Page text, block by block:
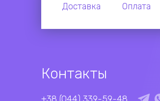
Доставка Оплата
Контакты